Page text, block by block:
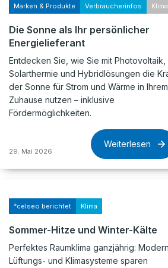
Marken & Produkte Verbraucherinfos Klima
Die Sonne als Ihr persönlicher
Energielieferant
Entdecken Sie, wie Sie mit Photovoltaik,
Solarthermie und Hybridlösungen die
der Sonne für Strom und Wärme in Ihrem
Zuhause nutzen – inklusive
Fördermöglichkeiten.
29. Mai 2026
Weiterlesen
°celseo berichtet Klima
Sommer-Hitze und Winter-Kälte
Perfektes Raumklima ganzjährig:
Lüftungs- und Klimasysteme sparen